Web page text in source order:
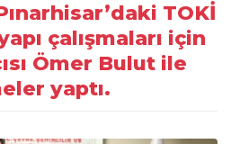
TOKİ
çalışmaları için
Ömer Bulut ile
yaptı.